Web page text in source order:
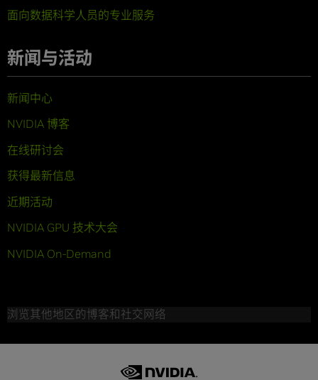
面向数据科学人员的专业服务
新闻与活动
新闻中心
NVIDIA 博客
在线研讨会
获得最新信息
近期活动
NVIDIA GPU 技术大会
NVIDIA On-Demand
浏览其他地区的博客和社交网络